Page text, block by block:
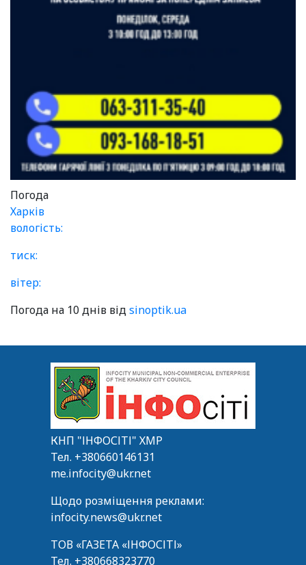
Погода
Харків
вологість:
тиск:
вітер:
Погода на 10 днів відsinoptik.ua
КНП "ІНФОСІТІ" ХМР
Тел. +380660146131
me.infocity@ukr.net
Щодо розміщення реклами:
infocity.news@ukr.net
ТОВ «ГАЗЕТА «ІНФОСІТІ»
Тел. +380668323770